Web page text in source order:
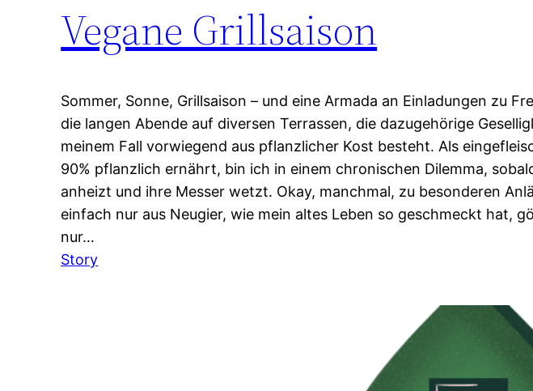
Vegane Grillsaison
Sommer, Sonne, Grillsaison – und eine Armada an Einladungen zu
die langen Abende auf diversen Terrassen, die dazugehörige
meinem Fall vorwiegend aus pflanzlicher Kost besteht. Als
90% pflanzlich ernährt, bin ich in einem chronischen Dilemma,
anheizt und ihre Messer wetzt. Okay, manchmal, zu besonderen
einfach nur aus Neugier, wie mein altes Leben so geschmeckt hat,
nur…
Story: